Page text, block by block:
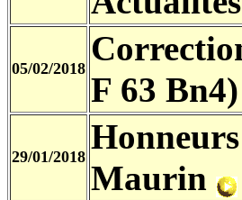
05/02/2018
F 63 Bn4)
29/01/2018
Maurin